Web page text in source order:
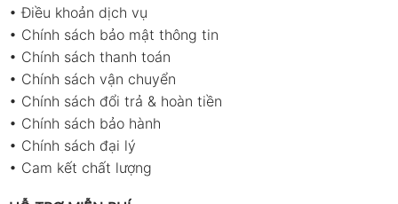
•Điều khoản dịch vụ
• Chính sách bảo mật thông tin
• Chính sách thanh toán
• Chính sách vận chuyển
• Chính sách đổi trả & hoàn tiền
• Chính sách bảo hành
• Chính sách đại lý
• Cam kết chất lượng